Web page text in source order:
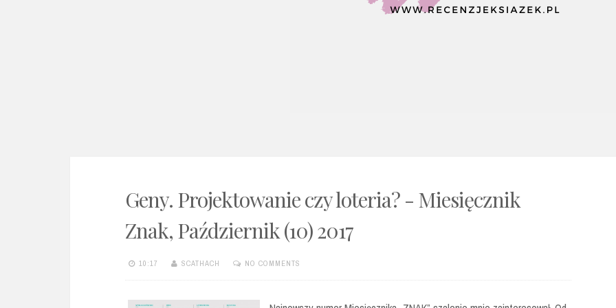
Geny. Projektowanie czy loteria? - Miesięcznik
Znak, Październik (10) 2017
10:17 SCATHACH NO COMMENTS